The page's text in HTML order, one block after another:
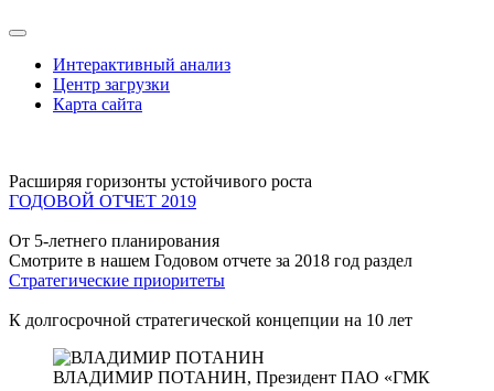
Интерактивный анализ
Центр загрузки
Карта сайта
Расширяя горизонты устойчивого роста
ГОДОВОЙ ОТЧЕТ 2019
От 5-летнего планирования
Смотрите в нашем Годовом отчете за 2018 год раздел
Стратегические приоритеты
К долгосрочной стратегической концепции на 10 лет
ВЛАДИМИР ПОТАНИН, Президент ПАО «ГМК